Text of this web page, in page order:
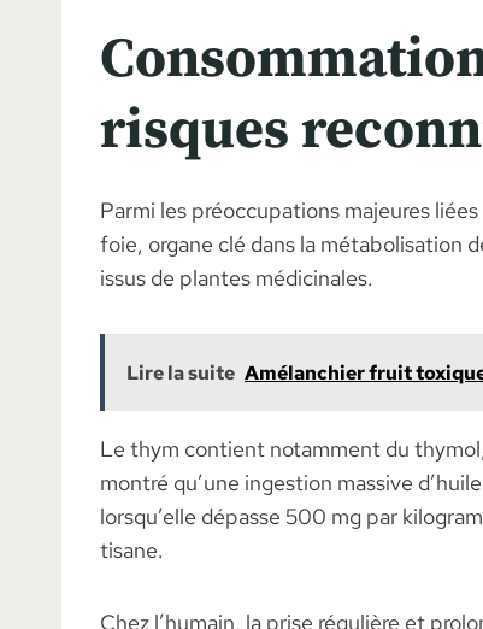
risques
Parmi les préoccupations majeures
foie, organe clé dans la métabolisation
issus de plantes médicinales.
Lire la suite Amélanchier fruit
Le thym contient notamment du
montré qu’une ingestion massive
lorsqu’elle dépasse 500 mg par
tisane.
Chez l’humain, la prise régulière et